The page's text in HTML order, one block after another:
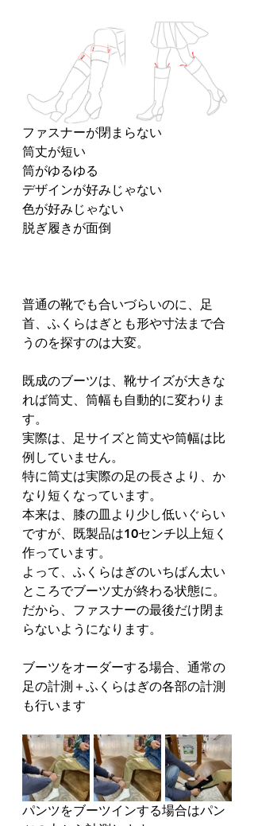
ファスナーが閉まらない
筒丈が短い
筒がゆるゆる
デザインが好みじゃない
色が好みじゃない
脱ぎ履きが面倒
普通の靴でも合いづらいのに、足
首、ふくらはぎとも形や寸法まで合
うのを探すのは大変。
既成のブーツは、靴サイズが大きな
れば筒丈、筒幅も自動的に変わりま
す。
実際は、足サイズと筒丈や筒幅は比
例していません。
特に筒丈は実際の足の長さより、か
なり短くなっています。
本来は、膝の皿より少し低いぐらい
ですが、既製品は10センチ以上短く
作っています。
よって、ふくらはぎのいちばん太い
ところでブーツ丈が終わる状態に。
だから、ファスナーの最後だけ閉ま
らないようになります。
ブーツをオーダーする場合、通常の
足の計測＋ふくらはぎの各部の計測
も行います
パンツをブーツインする場合はパン